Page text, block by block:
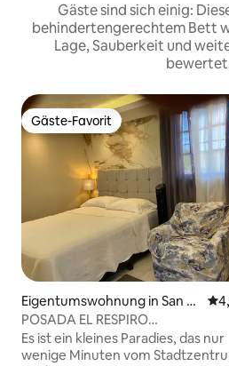
Gäste sind sich einig:
behindertengerechtem Bett
Lage, Sauberkeit und
Gäste-Favorit
Gäste-Favorit
Eigentumswohnung in San C
ristóbal
POSADA EL RESPIRO
UNVERGLEICHLICHE RUHE
Es ist ein kleines Paradies, das nur
wenige Minuten vom